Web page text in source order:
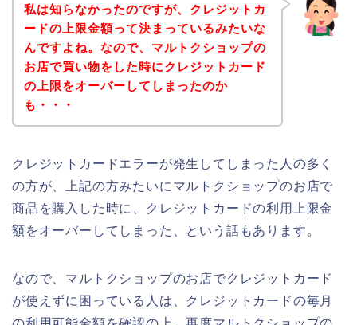
私は知らなかったのですが、クレジットカ
ードの上限金額って決まっているみたいな
んですよね。なので、マルトクショップの
お店で買い物をした時にクレジットカード
の上限をオーバーしてしまったのか
も・・・
クレジットカードエラーが発生してしまった人の多く
の方が、上記の方みたいにマルトクショップのお店で
商品を購入した時に、クレジットカードの利用上限金
額をオーバーしてしまった、という話もあります。
なので、マルトクショップのお店でクレジットカード
が使えずに困っている人は、クレジットカードの毎月